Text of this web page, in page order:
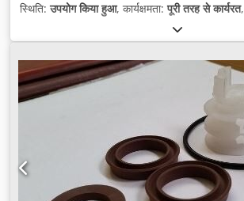
स्थिति:उपयोग किया हुआ, कार्यक्षमता:पूरी तरह से कार्यरत,